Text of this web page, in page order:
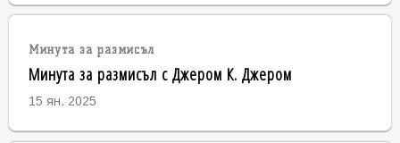
Минута за размисъл
Минута за размисъл с Джером К. Джером
15 ян. 2025